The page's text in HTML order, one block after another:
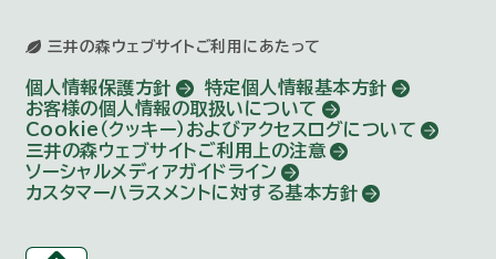
三井の森ウェブサイトご利用にあたって
個人情報保護方針
特定個人情報基本方針
お客様の個人情報の取扱いについて
Cookie（クッキー）およびアクセスログについて
三井の森ウェブサイトご利用上の注意
ソーシャルメディアガイドライン
カスタマーハラスメントに対する基本方針